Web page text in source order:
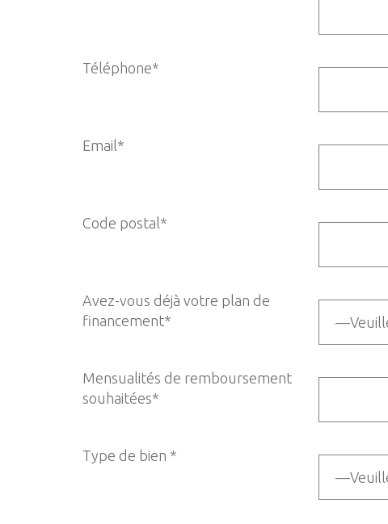
Téléphone*
Email*
Code postal*
Avez-vous déjà votre plan de
financement*
Mensualités de remboursement
souhaitées*
Type de bien *